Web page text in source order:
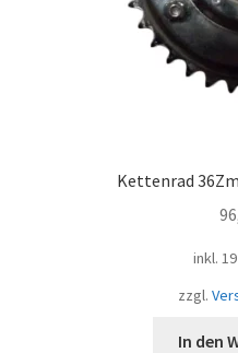
Kettenrad
inkl.
zzgl.
In den